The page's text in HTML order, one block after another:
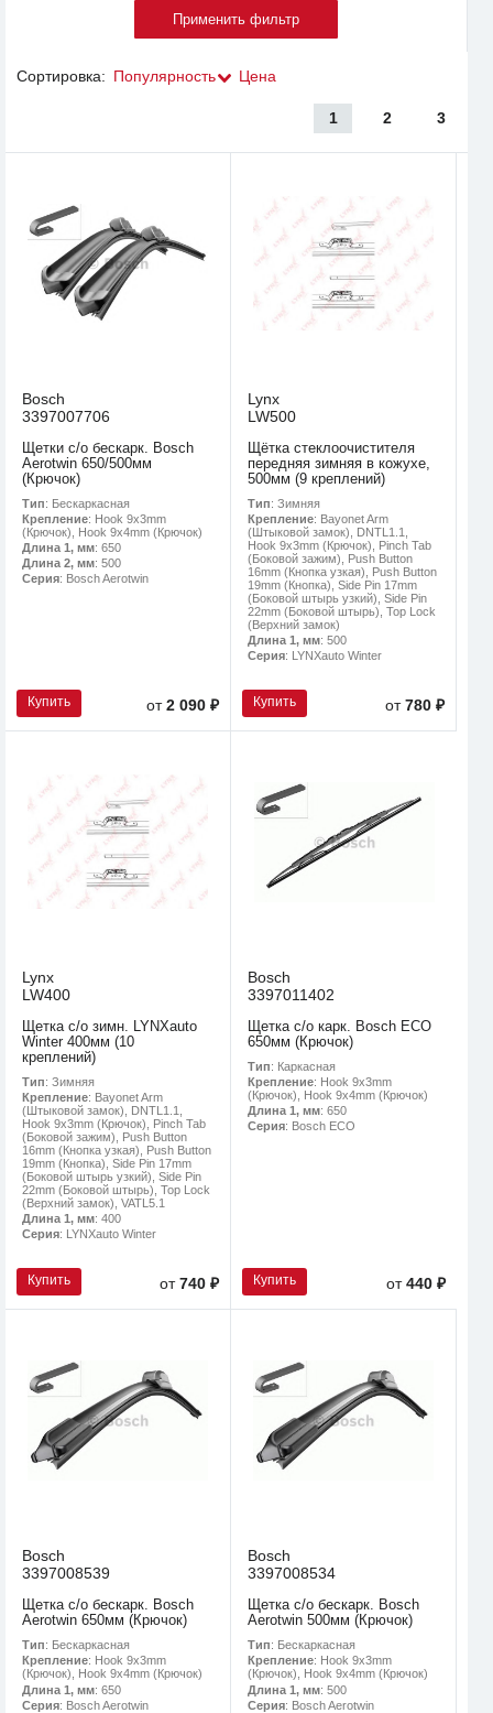
Сортировка: Популярность Цена
1 2 3
Bosch
3397007706
Щетки с/о бескарк. Bosch
Aerotwin 650/500мм
(Крючок)
Тип: Бескаркасная
Крепление: Hook 9x3mm
(Крючок), Hook 9x4mm (Крючок)
Длина 1, мм: 650
Длина 2, мм: 500
Серия: Bosch Aerotwin
Купить от2 090 ₽
Lynx
LW500
Щётка стеклоочистителя
передняя зимняя в кожухе,
500мм (9 креплений)
Тип: Зимняя
Крепление: Bayonet Arm
(Штыковой замок), DNTL1.1,
Hook 9x3mm (Крючок), Pinch Tab
(Боковой зажим), Push Button
16mm (Кнопка узкая), Push Button
19mm (Кнопка), Side Pin 17mm
(Боковой штырь узкий), Side Pin
22mm (Боковой штырь), Top Lock
(Верхний замок)
Длина 1, мм: 500
Серия: LYNXauto Winter
Купить от780 ₽
Lynx
LW400
Щетка с/о зимн. LYNXauto
Winter 400мм (10
креплений)
Тип: Зимняя
Крепление: Bayonet Arm
(Штыковой замок), DNTL1.1,
Hook 9x3mm (Крючок), Pinch Tab
(Боковой зажим), Push Button
16mm (Кнопка узкая), Push Button
19mm (Кнопка), Side Pin 17mm
(Боковой штырь узкий), Side Pin
22mm (Боковой штырь), Top Lock
(Верхний замок), VATL5.1
Длина 1, мм: 400
Серия: LYNXauto Winter
Купить от740 ₽
Bosch
3397011402
Щетка с/о карк. Bosch ECO
650мм (Крючок)
Тип: Каркасная
Крепление: Hook 9x3mm
(Крючок), Hook 9x4mm (Крючок)
Длина 1, мм: 650
Серия: Bosch ECO
Купить от440 ₽
Bosch
3397008539
Щетка с/о бескарк. Bosch
Aerotwin 650мм (Крючок)
Тип: Бескаркасная
Крепление: Hook 9x3mm
(Крючок), Hook 9x4mm (Крючок)
Длина 1, мм: 650
Серия: Bosch Aerotwin
Bosch
3397008534
Щетка с/о бескарк. Bosch
Aerotwin 500мм (Крючок)
Тип: Бескаркасная
Крепление: Hook 9x3mm
(Крючок), Hook 9x4mm (Крючок)
Длина 1, мм: 500
Серия: Bosch Aerotwin